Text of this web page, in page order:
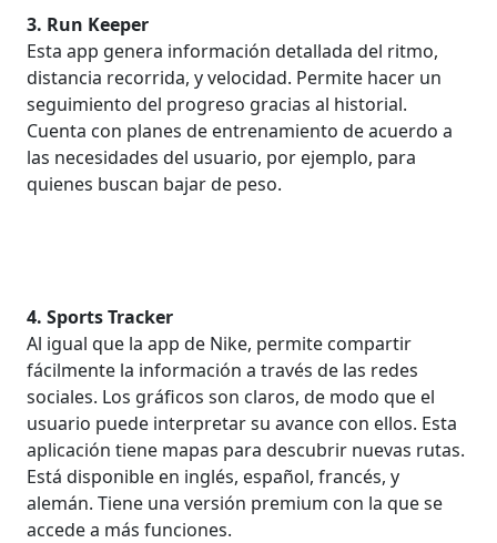
3. Run Keeper
Esta app genera información detallada del ritmo,
distancia recorrida, y velocidad. Permite hacer un
seguimiento del progreso gracias al historial.
Cuenta con planes de entrenamiento de acuerdo a
las necesidades del usuario, por ejemplo, para
quienes buscan bajar de peso.
4. Sports Tracker
Al igual que la app de Nike, permite compartir
fácilmente la información a través de las redes
sociales. Los gráficos son claros, de modo que el
usuario puede interpretar su avance con ellos. Esta
aplicación tiene mapas para descubrir nuevas rutas.
Está disponible en inglés, español, francés, y
alemán. Tiene una versión premium con la que se
accede a más funciones.